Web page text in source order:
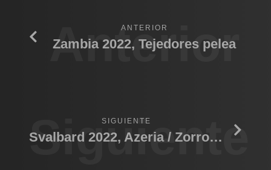
Anterior
ANTERIOR
Zambia 2022, Tejedores pelea
Siguiente
SIGUIENTE
Svalbard 2022, Azeria / Zorro / Fox